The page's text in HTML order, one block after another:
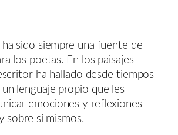
ha sido siempre una fuente de
los poetas. En los paisajes
ha hallado desde tiempos
lenguaje propio que les
emociones y reflexiones
sobre sí mismos.